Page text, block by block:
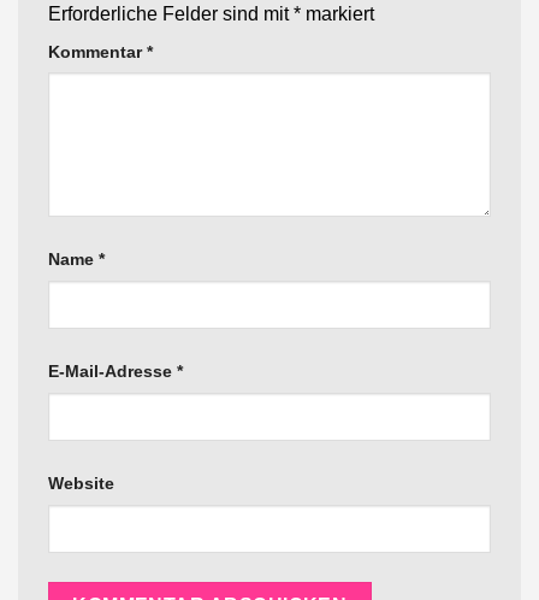
Erforderliche Felder sind mit* markiert
Kommentar*
Name *
E-Mail-Adresse *
Website